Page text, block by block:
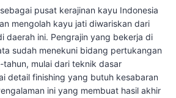
pusat kerajinan kayu Indonesia
mengolah kayu jati diwariskan dari
daerah ini. Pengrajin yang bekerja di
sudah menekuni bidang pertukangan
tahun, mulai dari teknik dasar
detail finishing yang butuh kesabaran
ini yang membuat hasil akhir